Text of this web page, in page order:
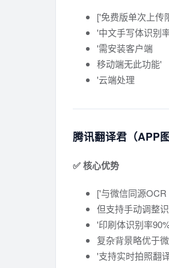
['免费版单次上传
'中文手写体识别
'需安装客户端
移动端无此功能'
'云端处理
腾讯翻译君（APP
✅ 核心优势
['与微信同源OCR
但支持手动调整
'印刷体识别率
复杂背景略优于
'支持实时拍照翻